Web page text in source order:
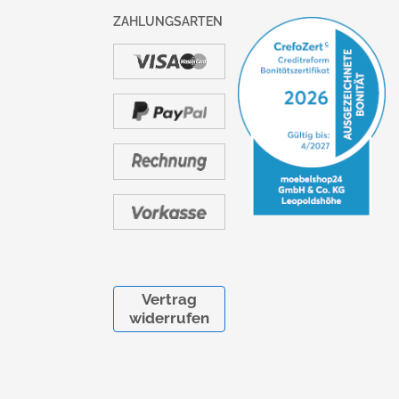
ZAHLUNGSARTEN
Vertrag
widerrufen